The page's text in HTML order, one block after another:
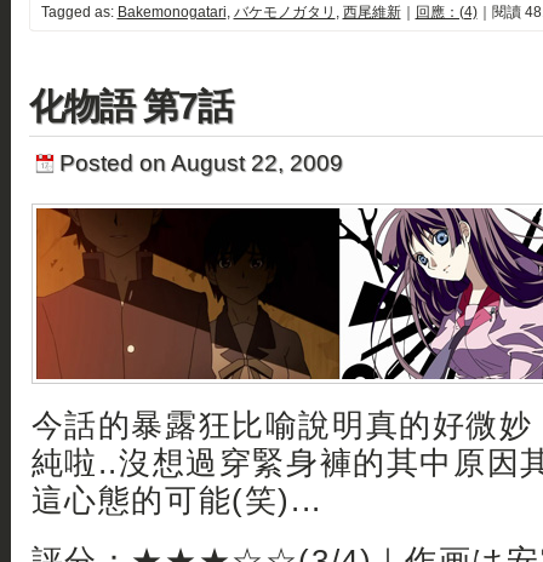
Tagged as: Bakemonogatari, バケモノガタリ , 西尾維新｜ 回應：(4)｜閱讀
化物語 第7話
Posted on August 22, 2009
今話的暴露狂比喻說明真的好微
純啦..沒想過穿緊身褲的其中原因
這心態的可能(笑)...